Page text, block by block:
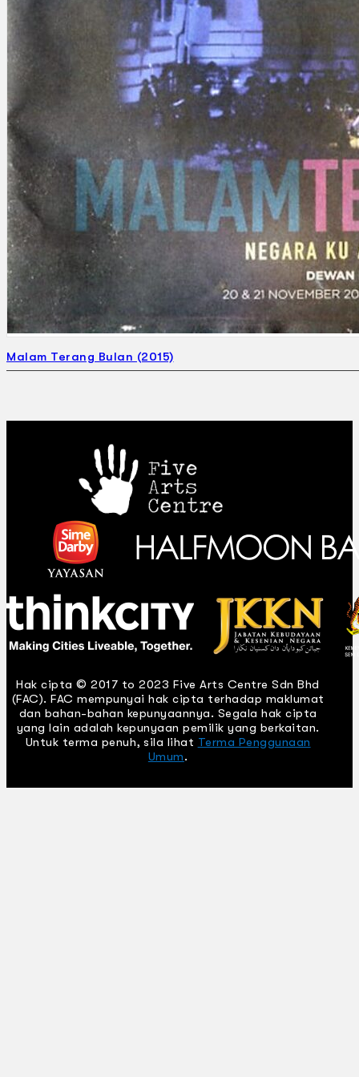
Malam Terang Bulan (2015)
Hak cipta © 2017 to 2023 Five Arts Centre Sdn Bhd
(FAC). FAC mempunyai hak cipta terhadap maklumat
dan bahan-bahan kepunyaannya. Segala hak cipta
yang lain adalah kepunyaan pemilik yang berkaitan.
Untuk terma penuh, sila lihat Terma Penggunaan
Umum.